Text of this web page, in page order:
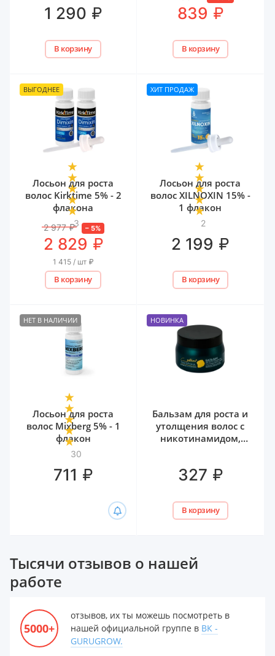
1 290 ₽
В корзину
839 ₽
В корзину
ВЫГОДНЕЕ
3
Лосьон для роста
волос Kirktime 5% - 2
флакона
2 977 ₽ –5%
2 829 ₽
1 415 / шт ₽
В корзину
ХИТ ПРОДАЖ
2
Лосьон для роста
волос XILNOXIN 15% -
1 флакон
2 199 ₽
В корзину
НЕТ В НАЛИЧИИ
30
Лосьон для роста
волос Mixberg 5% - 1
флакон
711 ₽
НОВИНКА
Бальзам для роста и
утолщения волос с
никотинамидом,
300 мл
327 ₽
В корзину
Тысячи отзывов о нашей
работе
5000+
отзывов, их ты можешь посмотреть в
нашей официальной группе в ВК -
GURUGROW.